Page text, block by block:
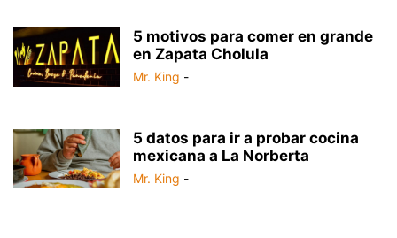
5 motivos para comer en grande
en Zapata Cholula
Mr. King -
5 datos para ir a probar cocina
mexicana a La Norberta
Mr. King -